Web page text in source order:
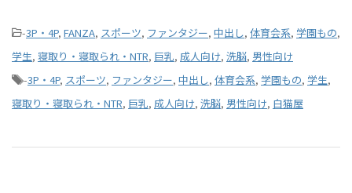
-3P・4P, FANZA, スポーツ, ファンタジー, 中出し, 体育会系, 学園もの,
学生, 寝取り・寝取られ・NTR, 巨乳, 成人向け, 洗脳, 男性向け
-3P・4P, スポーツ, ファンタジー, 中出し, 体育会系, 学園もの, 学生,
寝取り・寝取られ・NTR, 巨乳, 成人向け, 洗脳, 男性向け, 白猫屋